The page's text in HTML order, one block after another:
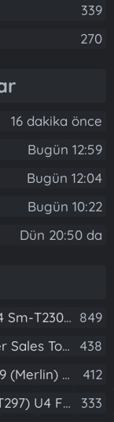
339
270
16 dakika önce
Bugün 12:59
Bugün 12:04
Bugün 10:22
Dün 20:50 da
Eba Destekli Yazılım 849
Cihazları Meta Moda Alma) 438
Fix Nv By Dft Pro 412
Frp Reset 333